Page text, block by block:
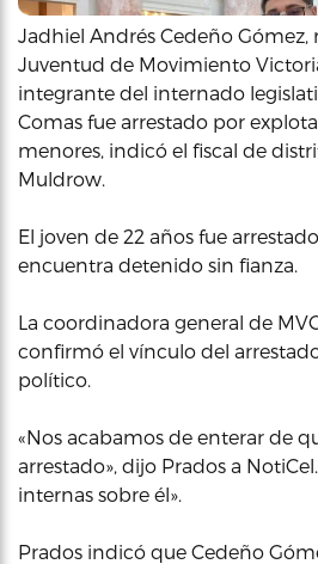
Jadhiel Andrés Cedeño
Juventud de Movimiento
integrante del internado
Comas fue arrestado por
menores, indicó el fiscal de
Muldrow.
El joven de 22 años fue
encuentra detenido sin fianza.
La coordinadora general de
confirmó el vínculo del
político.
«Nos acabamos de enterar de
arrestado», dijo Prados a
internas sobre él».
Prados indicó que Cedeño